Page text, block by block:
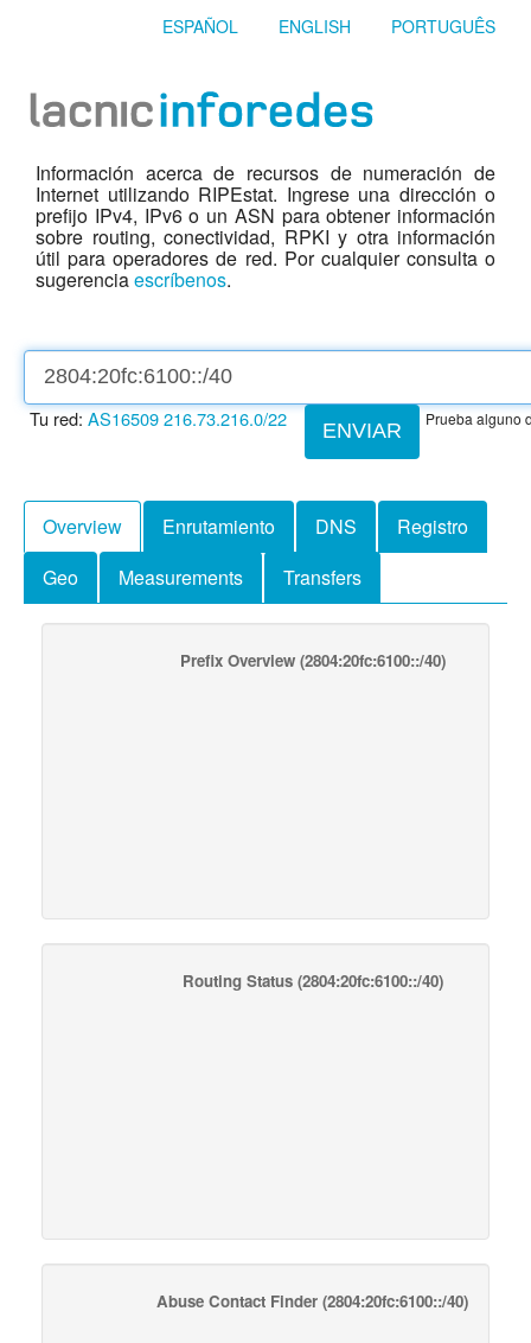
ESPAÑOL ENGLISH PORTUGUÊS
Información acerca de recursos de numeración de
Internet utilizando RIPEstat. Ingrese una dirección o
prefijo IPv4, IPv6 o un ASN para obtener información
sobre routing, conectividad, RPKI y otra información
útil para operadores de red. Por cualquier consulta o
sugerenciaescríbenos.
ENVIAR
Tu red: AS16509216.73.216.0/22 Prueba alguno
Overview Enrutamiento DNS
Registro
Geo
Measurements Transfers
Prefix Overview(2804:20fc:6100::/40)
Routing Status(2804:20fc:6100::/40)
Abuse Contact Finder (2804:20fc:6100::/40)